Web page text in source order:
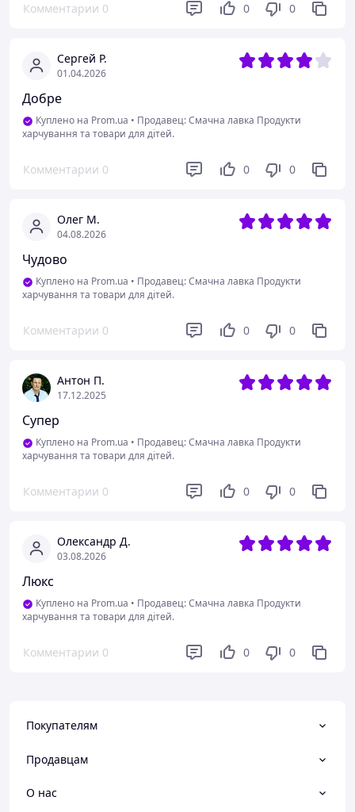
Комментарии 0 0 0
Сергей Р.
01.04.2026
Добре
Куплено на Prom.ua • Продавец: Смачна лавка Продукти
харчування та товари для дітей.
Комментарии 0 0 0
Олег М.
04.08.2026
Чудово
Куплено на Prom.ua • Продавец: Смачна лавка Продукти
харчування та товари для дітей.
Комментарии 0 0 0
Антон П.
17.12.2025
Супер
Куплено на Prom.ua • Продавец: Смачна лавка Продукти
харчування та товари для дітей.
Комментарии 0 0 0
Олександр Д.
03.08.2026
Люкс
Куплено на Prom.ua • Продавец: Смачна лавка Продукти
харчування та товари для дітей.
Комментарии 0 0 0
Покупателям
Продавцам
О нас